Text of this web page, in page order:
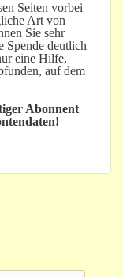
Seiten vorbei
Art von
Sie sehr
Spende deutlich
eine Hilfe,
auf dem
Abonnent